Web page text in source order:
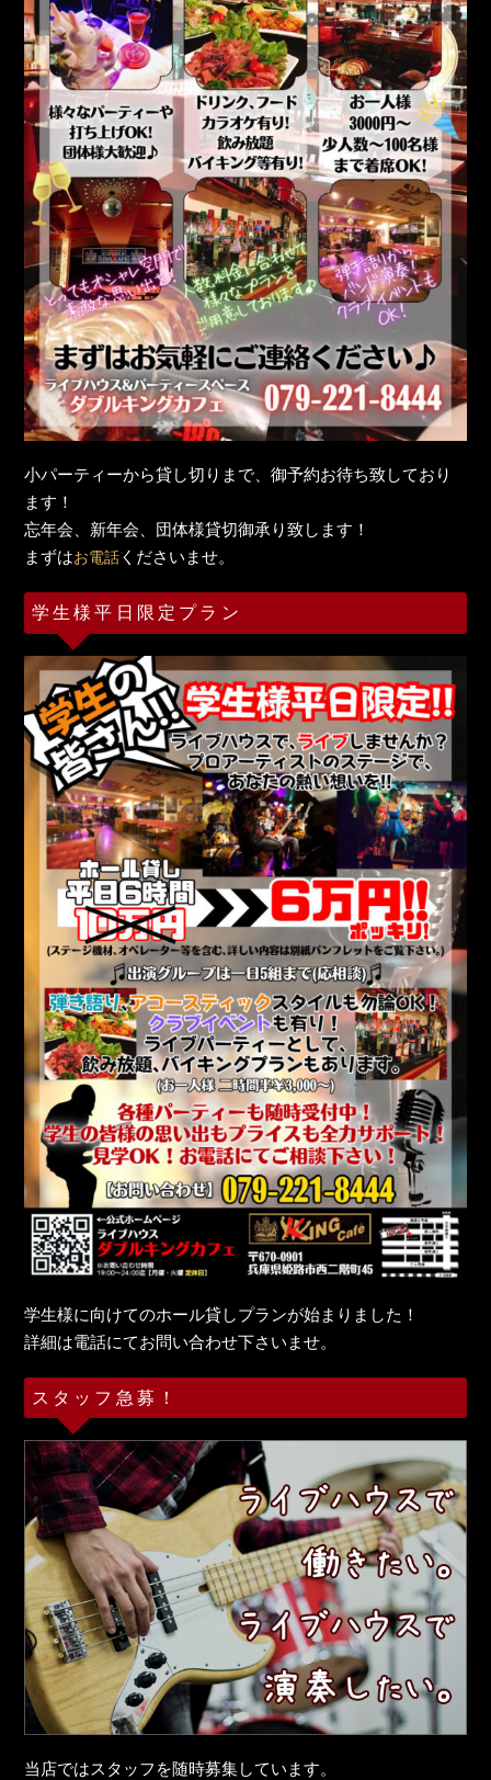
小パーティーから貸し切りまで、御予約お待ち致しており
ます！
忘年会、新年会、団体様貸切御承り致します！
まずはお電話 くださいませ。
学生様平日限定プラン
学生様に向けてのホール貸しプランが始まりました！
詳細は電話にてお問い合わせ下さいませ。
スタッフ急募！
当店ではスタッフを随時募集しています。